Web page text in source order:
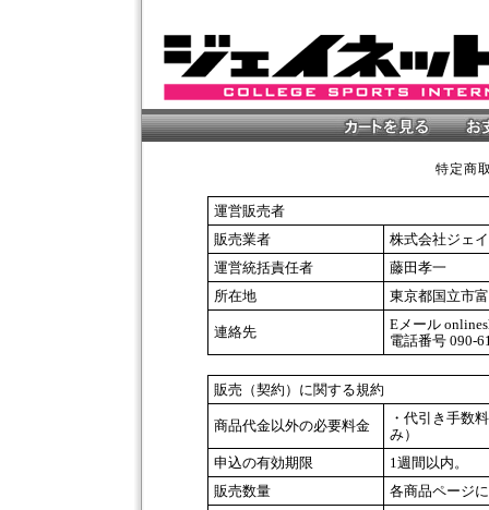
特定商
運営販売者
販売業者
株式会社ジェ
運営統括責任者
藤田孝一
所在地
東京都国立市
連絡先
Eメール
電話番号 090-
販売（契約）に関する規約
商品代金以外の必要料金
・代引き手数
み）
申込の有効期限
1週間以内。
販売数量
各商品ページ